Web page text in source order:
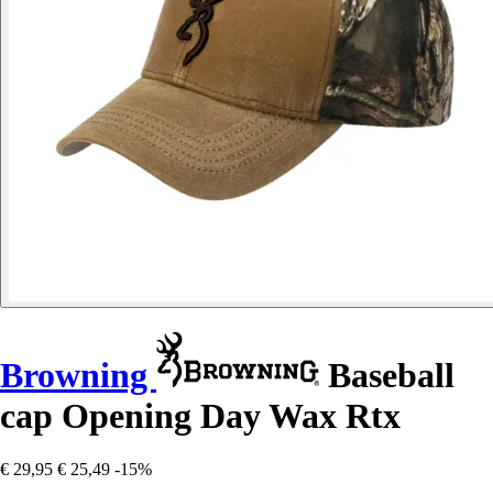
Browning
Baseball
cap Opening Day Wax Rtx
€ 29,95 € 25,49 -15%